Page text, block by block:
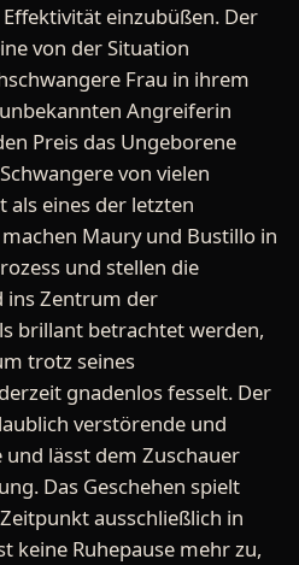
einzubüßen. Der
von der Situation
Frau in ihrem
Angreiferin
Preis das Ungeborene
von vielen
als eines der letzten
Maury und Bustillo in
und stellen die
ins Zentrum der
brillant betrachtet werden,
trotz seines
gnadenlos fesselt. Der
verstörende und
lässt dem Zuschauer
Das Geschehen spielt
ausschließlich in
keine Ruhepause mehr zu,